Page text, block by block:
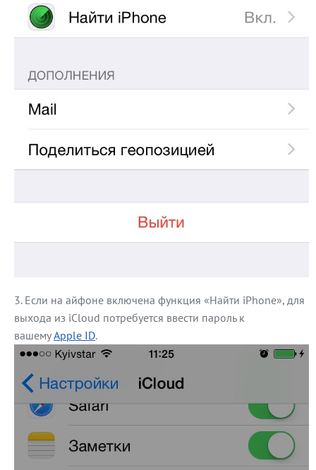
Если на айфоне включена функция «Найти iPhone», для
выхода из iCloud потребуется ввести пароль к
вашемуApple ID.